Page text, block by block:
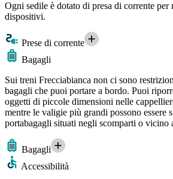
Ogni sedile è dotato di presa di corrente per
dispositivi.
Prese di corrente
Bagagli
Sui treni Frecciabianca non ci sono
bagagli che puoi portare a bordo. Puoi
oggetti di piccole dimensioni nelle
mentre le valigie più grandi possono essere
portabagagli situati negli scomparti o vicino
Bagagli
Accessibilità